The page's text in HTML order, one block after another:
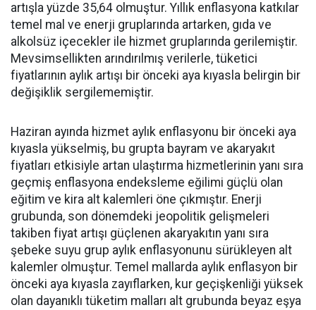
artışla yüzde 35,64 olmuştur. Yıllık enflasyona katkılar
temel mal ve enerji gruplarında artarken, gıda ve
alkolsüz içecekler ile hizmet gruplarında gerilemiştir.
Mevsimsellikten arındırılmış verilerle, tüketici
fiyatlarının aylık artışı bir önceki aya kıyasla belirgin bir
değişiklik sergilememiştir.
Haziran ayında hizmet aylık enflasyonu bir önceki aya
kıyasla yükselmiş, bu grupta bayram ve akaryakıt
fiyatları etkisiyle artan ulaştırma hizmetlerinin yanı sıra
geçmiş enflasyona endeksleme eğilimi güçlü olan
eğitim ve kira alt kalemleri öne çıkmıştır. Enerji
grubunda, son dönemdeki jeopolitik gelişmeleri
takiben fiyat artışı güçlenen akaryakıtın yanı sıra
şebeke suyu grup aylık enflasyonunu sürükleyen alt
kalemler olmuştur. Temel mallarda aylık enflasyon bir
önceki aya kıyasla zayıflarken, kur geçişkenliği yüksek
olan dayanıklı tüketim malları alt grubunda beyaz eşya